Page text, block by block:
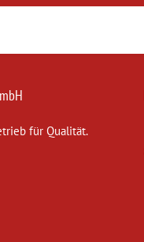
für Qualität.